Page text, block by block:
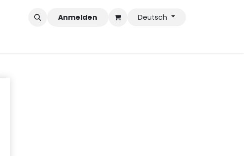
Anmelden Deutsch